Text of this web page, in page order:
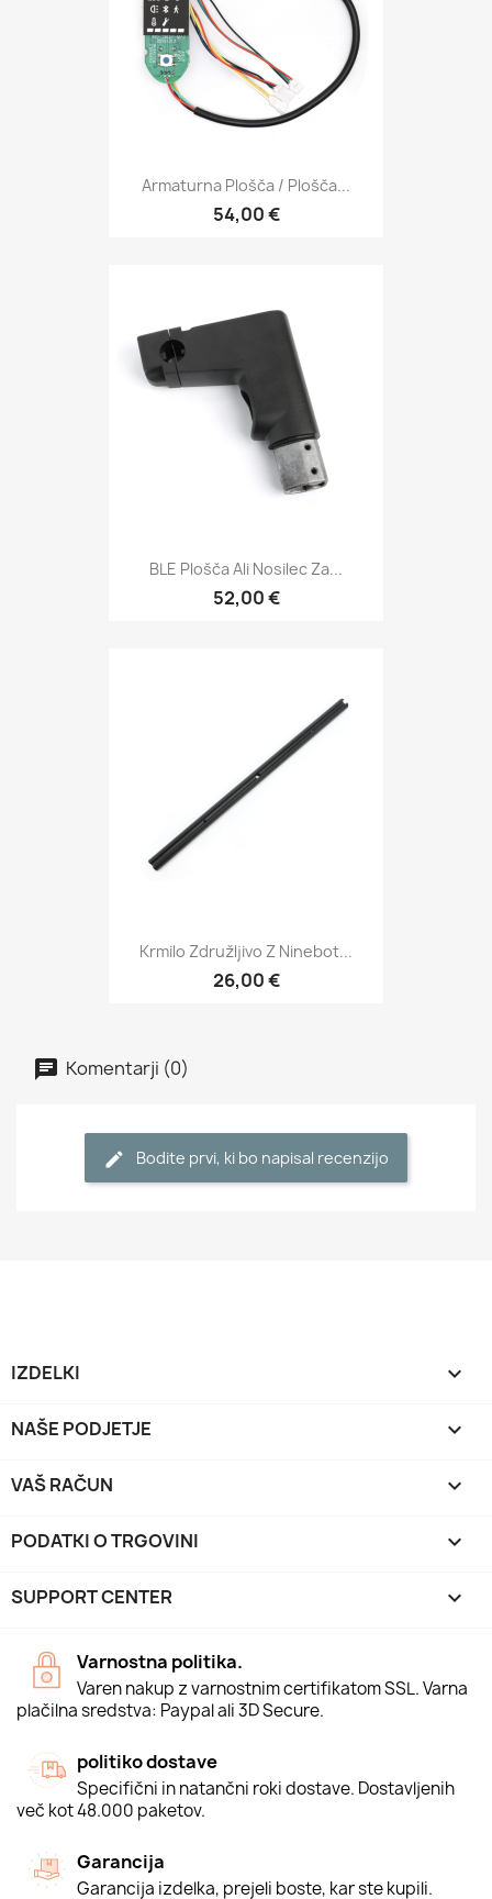
Armaturna Plošča / Plošča...
54,00 €
BLE Plošča Ali Nosilec Za...
52,00 €
Krmilo Združljivo Z Ninebot...
26,00 €
Komentarji (0)
Bodite prvi, ki bo napisal recenzijo
IZDELKI 
NAŠE PODJETJE 
VAŠ RAČUN 
PODATKI O TRGOVINI keyboard_arrow_down
SUPPORT CENTER 
Varnostna politika.
Varen nakup z varnostnim certifikatom SSL. Varna
plačilna sredstva: Paypal ali 3D Secure.
politiko dostave
Specifični in natančni roki dostave. Dostavljenih
več kot 48.000 paketov.
Garancija
Garancija izdelka, prejeli boste, kar ste kupili.